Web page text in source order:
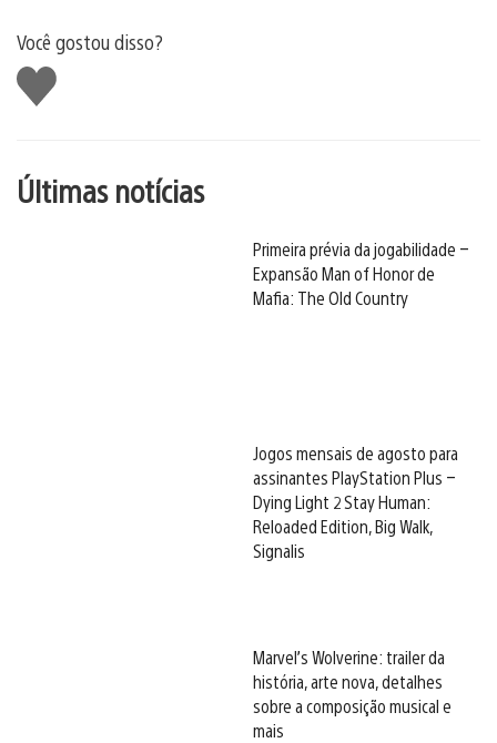
Você gostou disso?
Curtir
Últimas notícias
Primeira prévia da jogabilidade –
Expansão Man of Honor de
Mafia: The Old Country
Jogos mensais de agosto para
assinantes PlayStation Plus –
Dying Light 2 Stay Human:
Reloaded Edition, Big Walk,
Signalis
Marvel’s Wolverine: trailer da
história, arte nova, detalhes
sobre a composição musical e
mais